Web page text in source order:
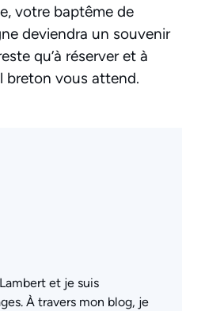
votre baptême de
deviendra un souvenir
qu’à réserver et à
breton vous attend.
et je suis
À travers mon blog, je